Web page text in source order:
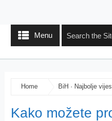
Menu
Home BiH · Najbolje
Kako možete